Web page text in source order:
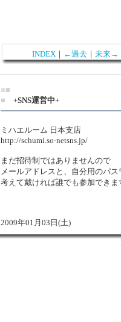
INDEX ｜ ←過去 ｜ 未来→
■■
■
+SNS運営中+
ミハエルーム 日本支店
http://schumi.so-netsns.jp/
まだ招待制ではありませんので
メールアドレスと、自分用のパス
考えて戴ければ誰でも参加できま
2009年01月03日(土)